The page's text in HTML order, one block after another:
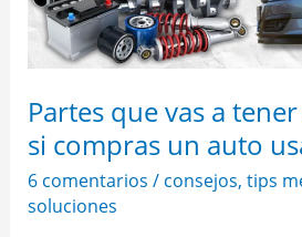
Partes que vas a
si compras un auto
6 comentarios / consejos,tips
soluciones
cambiar
compras
un
auto
usado